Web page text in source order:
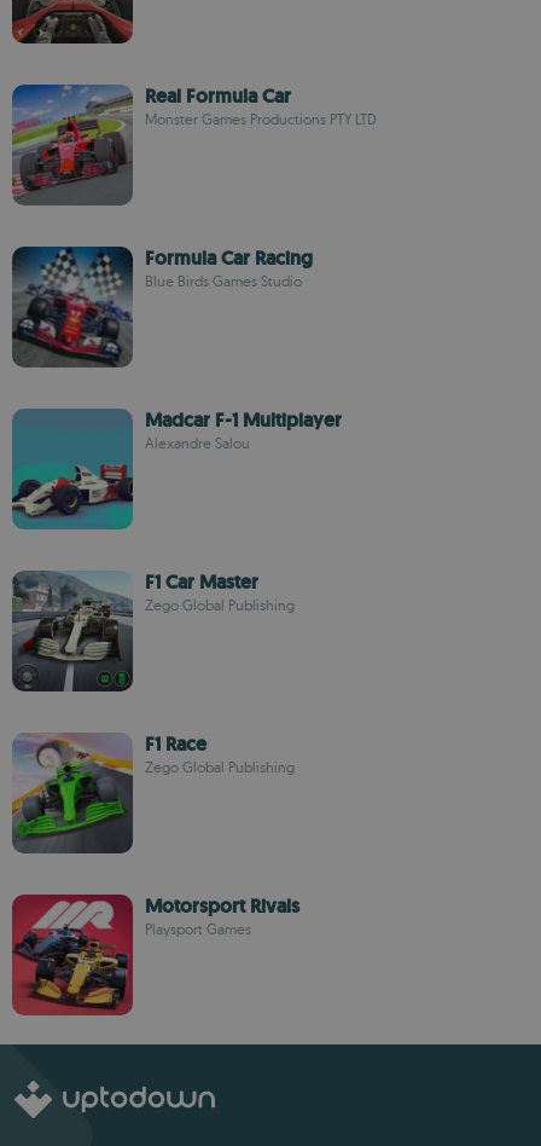
Real Formula Car
Monster Games Productions PTY LTD
Formula Car Racing
Blue Birds Games Studio
Madcar F-1 Multiplayer
Alexandre Salou
F1 Car Master
Zego Global Publishing
F1 Race
Zego Global Publishing
Motorsport Rivals
Playsport Games